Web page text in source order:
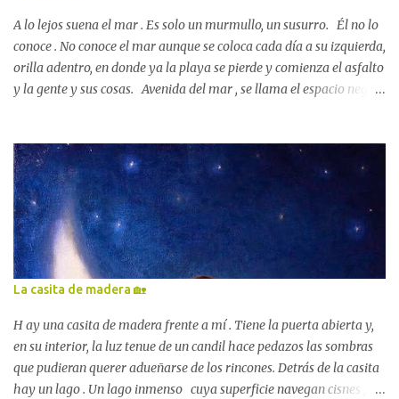
A lo lejos suena el mar . Es solo un murmullo, un susurro. Él no lo
conoce . No conoce el mar aunque se coloca cada día a su izquierda,
orilla adentro, en donde ya la playa se pierde y comienza el asfalto
y la gente y sus cosas. Avenida del mar , se llama el espacio negro
vez que aparta la vista del frente, siguiendo el rastro del murmullo.
Y cuando no es su dueño es el miedo. El miedo que se extiende por
todas partes, que forma pitidos, vehículos que pasan a su lado casi
rozándolo, casi pisándole las pezuñas… Se llama Calígula, por
aquello de que su amo es un historiador fracasado. Tiene las crines
blancas trenzadas y la cola larga que apenas mueve para sacudirse
una mosca. Tiene muchos años y unas orejeras que no le dejan ver
también, sentado en la lustro...
La casita de madera 🏡
H ay una casita de madera frente a mí . Tiene la puerta abierta y,
en su interior, la luz tenue de un candil hace pedazos las sombras
que pudieran querer adueñarse de los rincones. Detrás de la casita
hay un lago . Un lago inmenso cuya superficie navegan cisnes ,